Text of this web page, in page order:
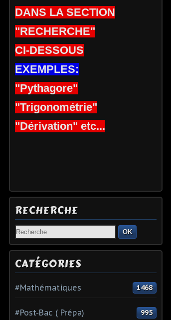
DANS LA SECTION
"RECHERCHE"
CI-DESSOUS
EXEMPLES:
"Pythagore"
"Trigonométrie"
"Dérivation" etc...
RECHERCHE
OK
CATÉGORIES
#Mathématiques 1468
#Post-Bac ( Prépa) 995